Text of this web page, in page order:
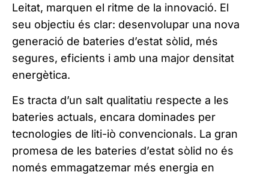
Leitat, marquen el ritme de la innovació. El
seu objectiu és clar: desenvolupar una nova
generació de bateries d’estat sòlid, més
segures, eficients i amb una major densitat
energètica.
Es tracta d’un salt qualitatiu respecte a les
bateries actuals, encara dominades per
tecnologies de liti-iò convencionals. La gran
promesa de les bateries d’estat sòlid no és
només emmagatzemar més energia en